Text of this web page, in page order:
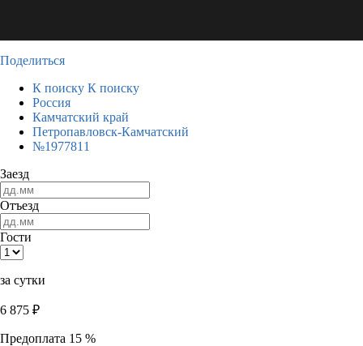
Поделиться
К поиску К поиску
Россия
Камчатский край
Петропавловск-Камчатский
№1977811
Заезд
Отъезд
Гости
за сутки
6 875 ₽
Предоплата 15 %